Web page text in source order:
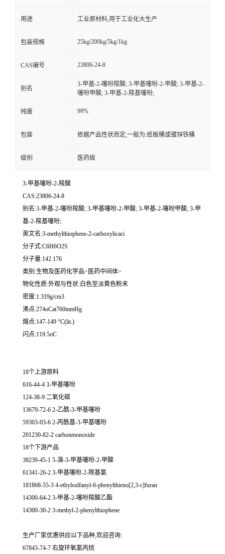
用途 工业原材料,用于工业化大生产
包装规格 25kg/200kg/5kg/1kg
CAS编号 23806-24-8
别名
3-甲基-2-噻吩羧酸; 3-甲基噻吩-2-甲酸; 3-甲基-2-
噻吩甲酸; 3-甲基-2-羧基噻吩;
纯度 99%
包装 依据产品性状而定,一般为:纸板桶或镀锌铁桶
级别 医药级
3-甲基噻吩-2-羧酸
CAS:23806-24-8
别名:3-甲基-2-噻吩羧酸; 3-甲基噻吩-2-甲酸; 3-甲基-2-噻吩甲酸; 3-甲
基-2-羧基噻吩;
英文名:3-methylthiophene-2-carboxylicaci
分子式:C6H6O2S
分子量:142.176
类别:生物及医药化学品>医药中间体>
物化性质:外观与性状:白色至淡黄色粉末
密度:1.319g/cm3
沸点:274oCat760mmHg
熔点:147-149 °C(lit.)
闪点:119.5oC
18个上游原料
616-44-4 3-甲基噻吩
124-38-9 二氧化碳
13679-72-6 2-乙酰-3-甲基噻吩
59303-03-6 2-丙酰基-3-甲基噻吩
201230-82-2 carbonmonoxide
18个下游产品
38239-45-1 5-溴-3-甲基噻吩-2-甲酸
61341-26-2 3-甲基噻吩-2-羰基氯
181868-55-3 4-ethylsulfanyl-6-phenylthieno[2,3-c]furan
14300-64-2 3-甲基-2-噻吩羧酸乙酯
14300-30-2 3-methyl-2-phenylthiophene
生产厂家优惠供应以下品种,欢迎咨询:
67843-74-7 右旋环氧氯丙烷